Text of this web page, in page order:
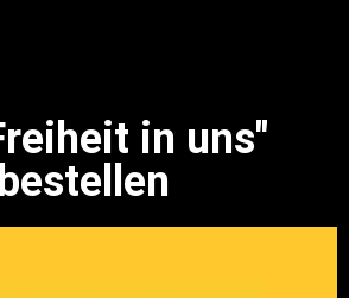
in uns"
bestellen